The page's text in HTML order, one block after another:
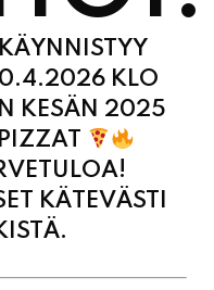
KLO
KESÄN 2025
KÄTEVÄSTI
11:00 - 21:00